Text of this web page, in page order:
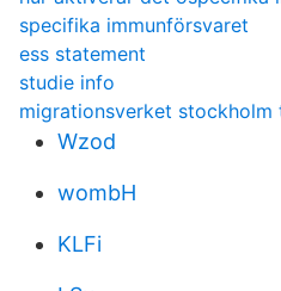
specifika immunförsvaret
ess statement
studie info
migrationsverket stockholm
Wzod
wombH
KLFi